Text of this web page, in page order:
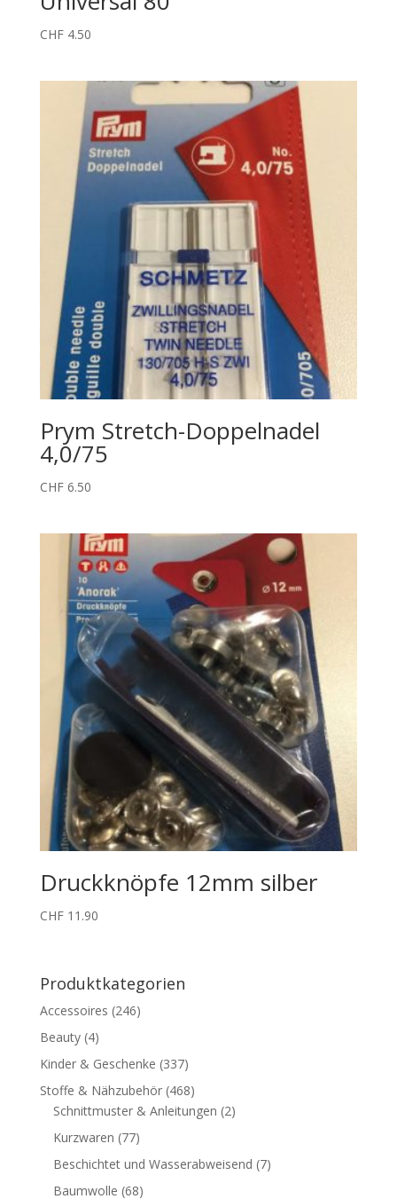
CHF4.50
Prym Stretch-Doppelnadel
4,0/75
CHF6.50
Druckknöpfe 12mm silber
CHF11.90
Produktkategorien
Accessoires (246)
Beauty (4)
Kinder & Geschenke (337)
Stoffe & Nähzubehör (468)
Schnittmuster & Anleitungen (2)
Kurzwaren (77)
Beschichtet und Wasserabweisend (7)
Baumwolle (68)